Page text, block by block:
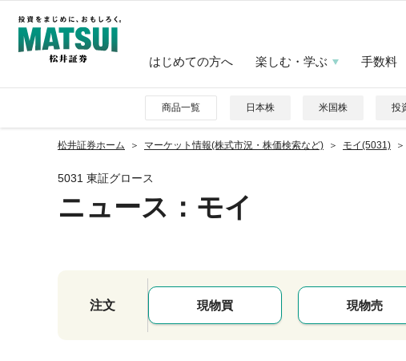
はじめての方へ 楽しむ・学ぶ 手数料
商品一覧 日本株 米国株 投
松井証券ホーム マーケット情報(株式市況・株価検索など) モイ(5031)
5031 東証グロース
ニュース ：モイ
注文 現物買 現物売